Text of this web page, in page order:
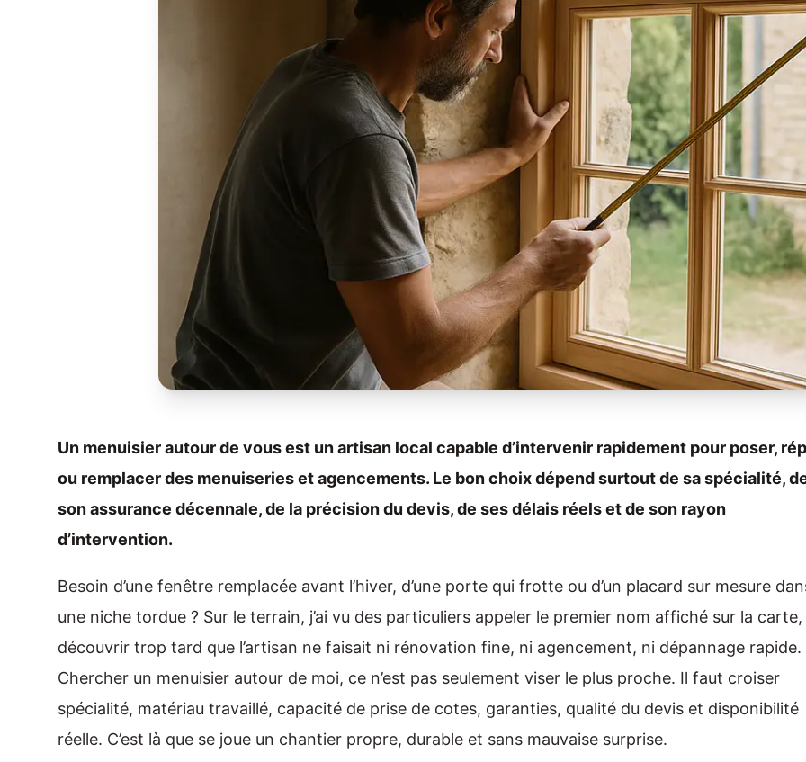
Un menuisier autour de vous est un artisan local capable d’intervenir rapidement pour poser,
ou remplacer des menuiseries et agencements. Le bon choix dépend surtout de sa spécialité,
son assurance décennale, de la précision du devis, de ses délais réels et de son rayon
d’intervention.
Besoin d’une fenêtre remplacée avant l’hiver, d’une porte qui frotte ou d’un placard sur mesure
une niche tordue ? Sur le terrain, j’ai vu des particuliers appeler le premier nom affiché sur la carte,
découvrir trop tard que l’artisan ne faisait ni rénovation fine, ni agencement, ni dépannage rapide.
Chercher un menuisier autour de moi, ce n’est pas seulement viser le plus proche. Il faut croiser
spécialité, matériau travaillé, capacité de prise de cotes, garanties, qualité du devis et disponibilité
réelle. C’est là que se joue un chantier propre, durable et sans mauvaise surprise.